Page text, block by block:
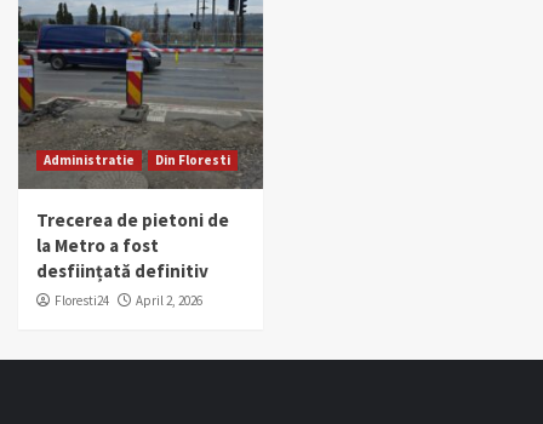
Administratie Din Floresti
Trecerea de pietoni de
la Metro a fost
desființată definitiv
Floresti24 April 2, 2026